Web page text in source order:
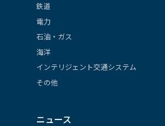
鉄道
電力
石油・ガス
海洋
インテリジェント交通システム
その他
ニュース